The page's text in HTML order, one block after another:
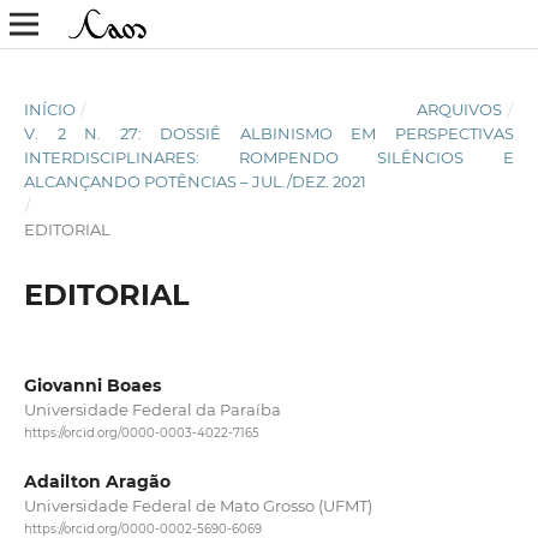
INÍCIO / ARQUIVOS /
V. 2 N. 27: DOSSIÊ ALBINISMO EM PERSPECTIVAS
INTERDISCIPLINARES: ROMPENDO SILÊNCIOS E
ALCANÇANDO POTÊNCIAS – JUL./DEZ. 2021
/
EDITORIAL
EDITORIAL
Giovanni Boaes
Universidade Federal da Paraíba
https://orcid.org/0000-0003-4022-7165
Adailton Aragão
Universidade Federal de Mato Grosso (UFMT)
https://orcid.org/0000-0002-5690-6069